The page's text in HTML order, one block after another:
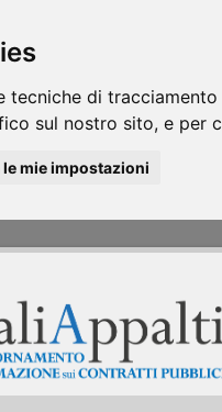
tecniche di
sul nostro sito, e per
le mie impostazioni